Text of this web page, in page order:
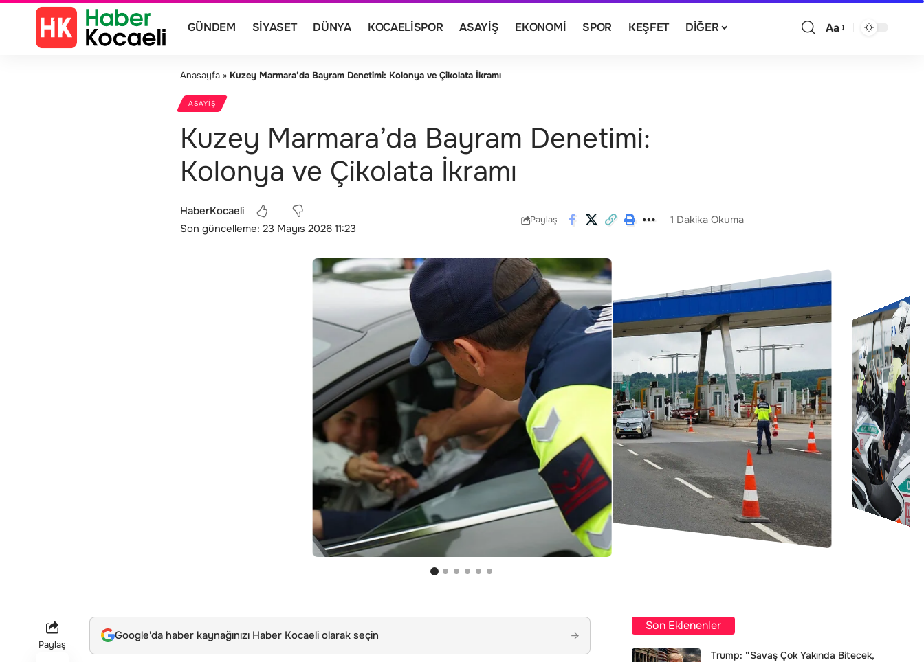
GÜNDEM SIYASET DÜNYA KOCAELISPOR ASAYIŞ EKONOMI SPOR KEŞFET DIĞER Aa
Anasayfa » Kuzey Marmara’da Bayram Denetimi: Kolonya ve Çikolata İkramı
ASAYIŞ
Kuzey Marmara’da Bayram Denetimi:
Kolonya ve Çikolata İkramı
Son güncelleme: 23 Mayıs 2026 11:23
HaberKocaeli
Paylaş 1 Dakika Okuma
Paylaş
Google'da haber kaynağınızı Haber Kocaeli olarak seçin →
Son Eklenenler
Trump: “Savaş Çok Yakında Bitecek,